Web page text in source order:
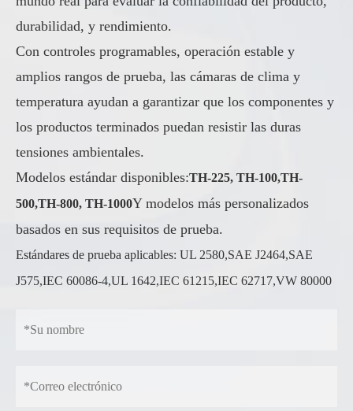
durabilidad, y rendimiento.
Con controles programables, operación estable y
amplios rangos de prueba, las cámaras de clima y
temperatura ayudan a garantizar que los componentes y
los productos terminados puedan resistir las duras
tensiones ambientales.
Modelos estándar disponibles:TH-225, TH-100,TH-
500,TH-800, TH-1000Y modelos más personalizados
basados en sus requisitos de prueba.
Estándares de prueba aplicables: UL 2580,SAE J2464,SAE
J575,IEC 60086-4,UL 1642,IEC 61215,IEC 62717,VW 80000